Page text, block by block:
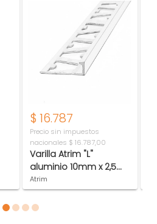
$ 16.787
Precio sin impuestos
nacionales $ 16.787,00
Varilla Atrim "L"
aluminio 10mm x 2,5
mts Blanco
Atrim